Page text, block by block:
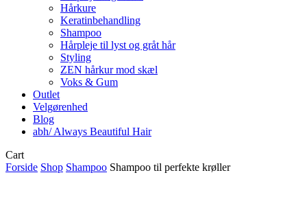
Hårkure
Keratinbehandling
Shampoo
Hårpleje til lyst og gråt hår
Styling
ZEN hårkur mod skæl
Voks & Gum
Outlet
Velgørenhed
Blog
abh/ Always Beautiful Hair
CartClose
Cart
Forside Shop Shampoo Shampoo til perfekte krøller